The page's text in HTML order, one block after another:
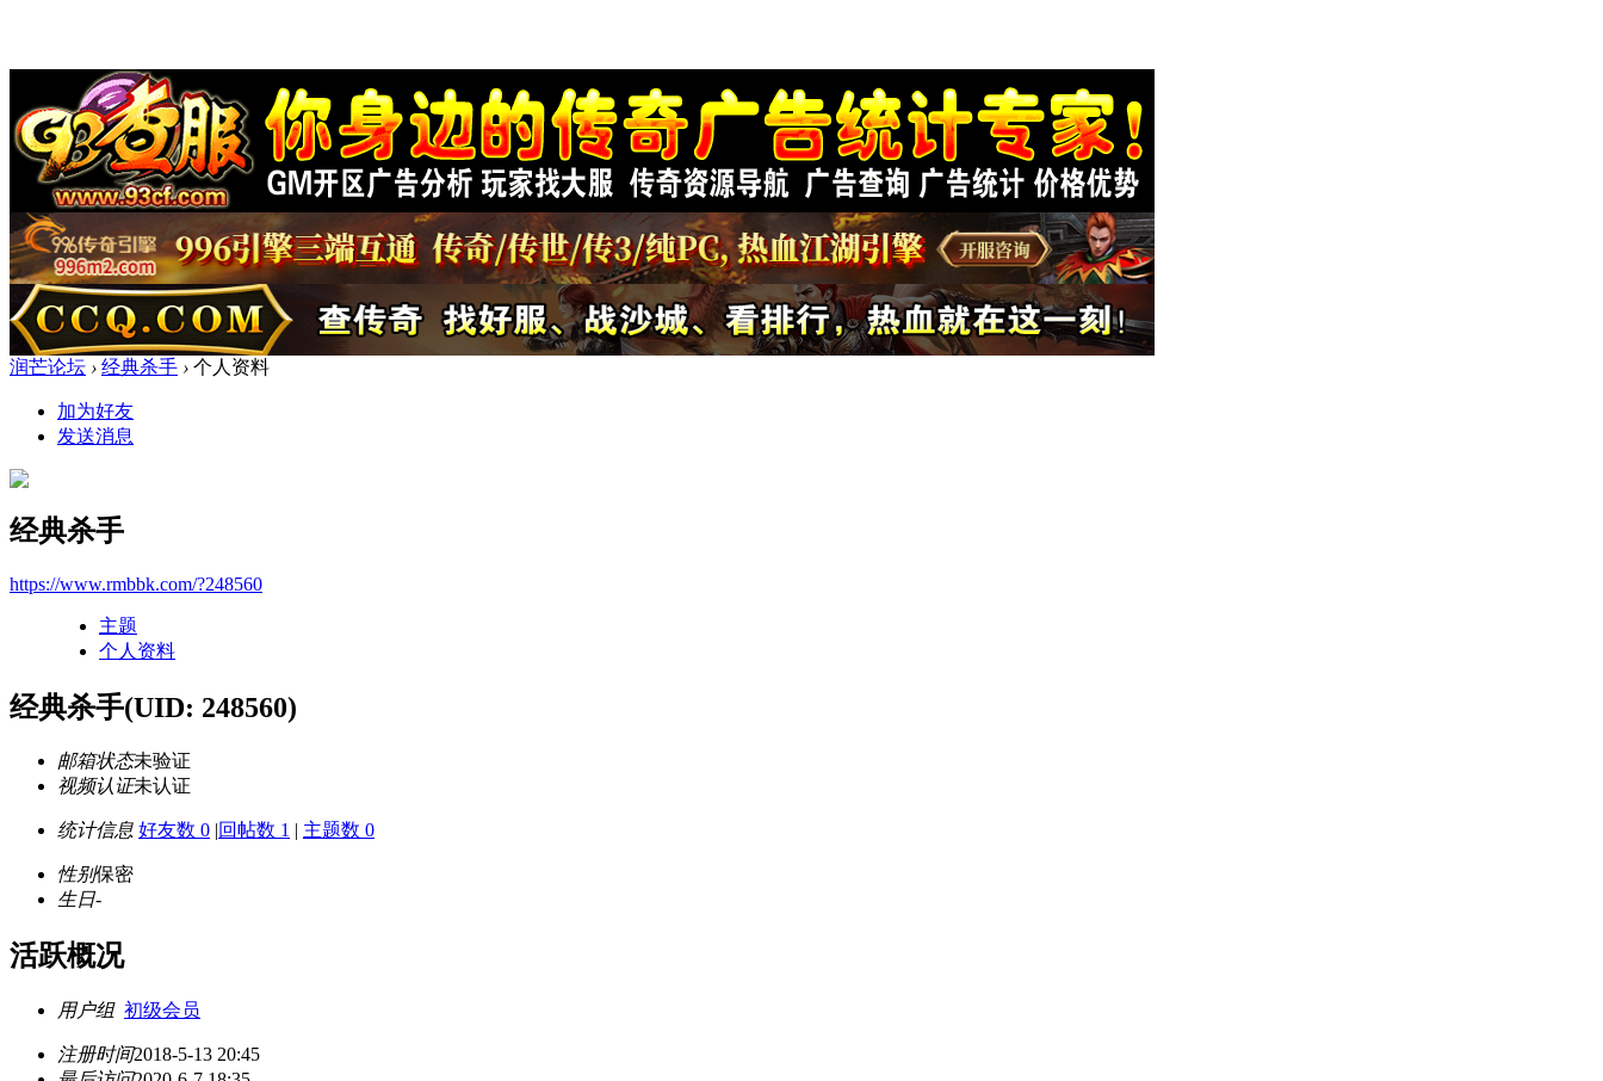
润芒论坛 › 经典杀手 › 个人资料
加为好友
发送消息
经典杀手
https://www.rmbbk.com/?248560
主题
个人资料
经典杀手(UID: 248560)
邮箱状态未验证
视频认证未认证
统计信息 好友数 0 |回帖数 1 | 主题数 0
性别保密
生日-
活跃概况
用户组 初级会员
注册时间2018-5-13 20:45